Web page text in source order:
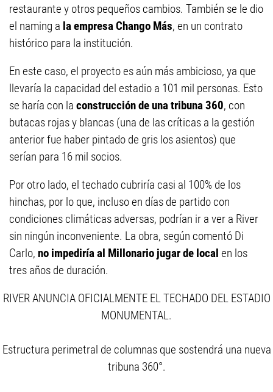
restaurante y otros pequeños cambios. También se le dio
el naming a la empresa Chango Más, en un contrato
histórico para la institución.
En este caso, el proyecto es aún más ambicioso, ya que
llevaría la capacidad del estadio a 101 mil personas. Esto
se haría con la construcción de una tribuna 360, con
butacas rojas y blancas (una de las críticas a la gestión
anterior fue haber pintado de gris los asientos) que
serían para 16 mil socios.
Por otro lado, el techado cubriría casi al 100% de los
hinchas, por lo que, incluso en días de partido con
condiciones climáticas adversas, podrían ir a ver a River
sin ningún inconveniente. La obra, según comentó Di
Carlo, no impediría al Millonario jugar de local en los
tres años de duración.
RIVER ANUNCIA OFICIALMENTE EL TECHADO DEL ESTADIO
MONUMENTAL.
Estructura perimetral de columnas que sostendrá una nueva
tribuna 360°.